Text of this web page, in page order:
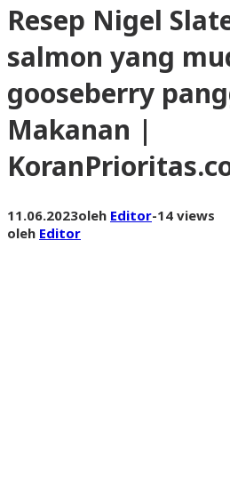
Resep Nigel
salmon yang
gooseberry
Makanan |
11.06.2023oleh Editor-14 views
oleh Editor